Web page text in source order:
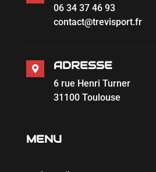
06 34 37 46 93
contact@trevisport.fr
 ADRESSE
6 rue Henri Turner
31100 Toulouse
MENU